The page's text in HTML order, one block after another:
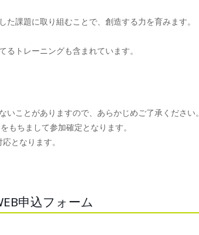
課題に取り組むことで、創造する力を育みます。
トレーニングも含まれています。
ことがありますので、あらかじめご了承ください。
もちまして参加確定となります。
となります。
申込フォーム